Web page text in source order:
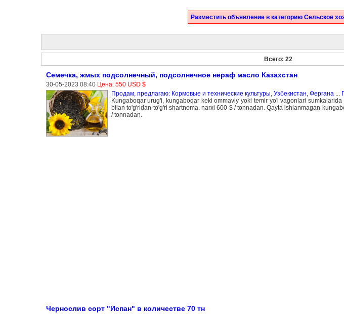
Разместить объявление в категорию Сельское
Всего: 22
Семечка, жмых подсолнечный, подсолнечное нераф масло Казахстан
30-05-2023 08:40 Цена: 550 USD $
Продам, предлагаю: Кормовые и технические культуры, Узбекистан, Фергана...
Kungaboqar urug'i, kungaboqar keki ommaviy yoki temir yo'l vagonlari
bilan to'g'ridan-to'g'ri shartnoma. narxi 600 $ / tonnadan. Qayta ishlanmagan
/ tonnadan.
Чернослив сорт "Испан" в количестве 70 тн